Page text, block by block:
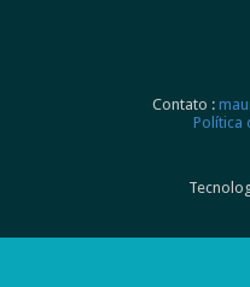
Contato :
Política